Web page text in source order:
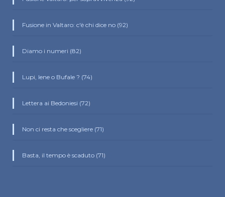
Fusione in Valtaro: c'è chi dice no (92)
Diamo i numeri (82)
Lupi, Iene o Bufale ? (74)
Lettera ai Bedoniesi (72)
Non ci resta che scegliere (71)
Basta, il tempo è scaduto (71)